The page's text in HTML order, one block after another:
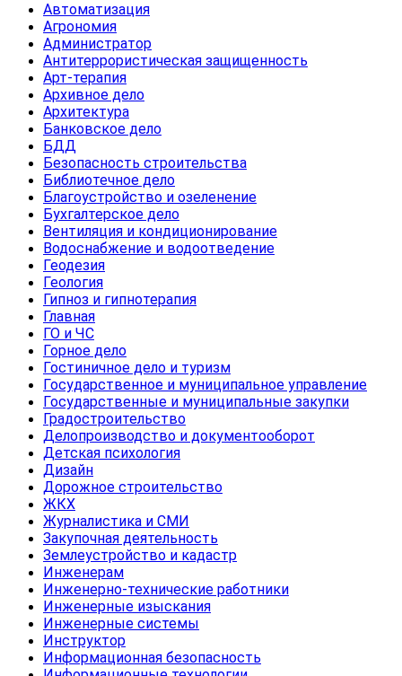
Автоматизация
Агрономия
Администратор
Антитеррористическая защищенность
Арт-терапия
Архивное дело
Архитектура
Банковское дело
БДД
Безопасность строительства
Библиотечное дело
Благоустройство и озеленение
Бухгалтерское дело
Вентиляция и кондиционирование
Водоснабжение и водоотведение
Геодезия
Геология
Гипноз и гипнотерапия
Главная
ГО и ЧС
Горное дело
Гостиничное дело и туризм
Государственное и муниципальное управление
Государственные и муниципальные закупки
Градостроительство
Делопроизводство и документооборот
Детская психология
Дизайн
Дорожное строительство
ЖКХ
Журналистика и СМИ
Закупочная деятельность
Землеустройство и кадастр
Инженерам
Инженерно-технические работники
Инженерные изыскания
Инженерные системы
Инструктор
Информационная безопасность